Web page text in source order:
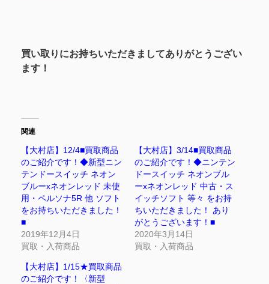
買い取りにお持ちいただきましてありがとうござい
ます！
関連
【大村店】12/4■買取商品
のご紹介です！◆新型ニン
テンドースイッチ ネオン
ブルーxネオンレッド 未使
用・ペルソナ5R 他 ソフト
をお持ちいただきました！
■
2019年12月4日
買取・入荷商品
【大村店】3/14■買取商品
のご紹介です！◆ニンテン
ドースイッチ ネオンブル
ーxネオンレッド 中古・ス
イッチソフト 等々 をお持
ちいただきました！ あり
がとうございます！■
2020年3月14日
買取・入荷商品
【大村店】1/15★買取商品
のご紹介です！〈新型